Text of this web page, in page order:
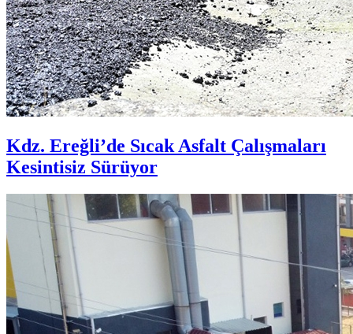
Kdz. Ereğli’de Sıcak Asfalt Çalışmaları
Kesintisiz Sürüyor